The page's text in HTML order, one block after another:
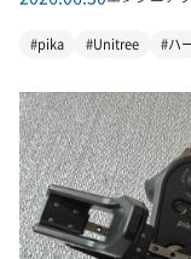
#pika #Unitree #ハ